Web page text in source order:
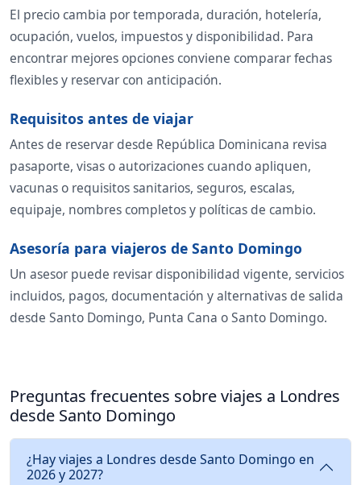
El precio cambia por temporada, duración, hotelería,
ocupación, vuelos, impuestos y disponibilidad. Para
encontrar mejores opciones conviene comparar fechas
flexibles y reservar con anticipación.
Requisitos antes de viajar
Antes de reservar desde República Dominicana revisa
pasaporte, visas o autorizaciones cuando apliquen,
vacunas o requisitos sanitarios, seguros, escalas,
equipaje, nombres completos y políticas de cambio.
Asesoría para viajeros de Santo Domingo
Un asesor puede revisar disponibilidad vigente, servicios
incluidos, pagos, documentación y alternativas de salida
desde Santo Domingo, Punta Cana o Santo Domingo.
Preguntas frecuentes sobre viajes a Londres
desde Santo Domingo
¿Hay viajes a Londres desde Santo Domingo en
2026 y 2027?